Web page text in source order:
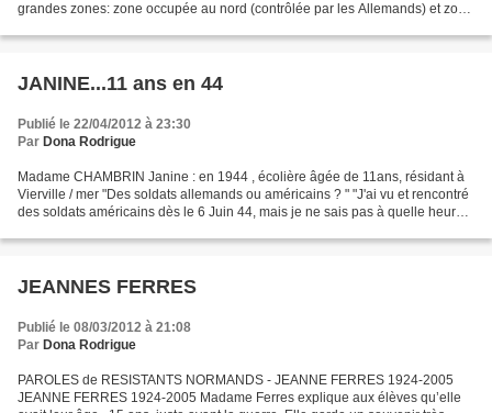
grandes zones: zone occupée au nord (contrôlée par les Allemands) et zone
JANINE...11 ans en 44
Publié le 22/04/2012 à 23:30
Par Dona Rodrigue
Madame CHAMBRIN Janine : en 1944 , écolière âgée de 11ans, résidant à
Vierville / mer "Des soldats allemands ou américains ? " "J'ai vu et rencontré
des soldats américains dès le 6 Juin 44, mais je ne sais pas à quelle heure !
JEANNES FERRES
Publié le 08/03/2012 à 21:08
Par Dona Rodrigue
PAROLES de RESISTANTS NORMANDS - JEANNE FERRES 1924-2005
JEANNE FERRES 1924-2005 Madame Ferres explique aux élèves qu’elle